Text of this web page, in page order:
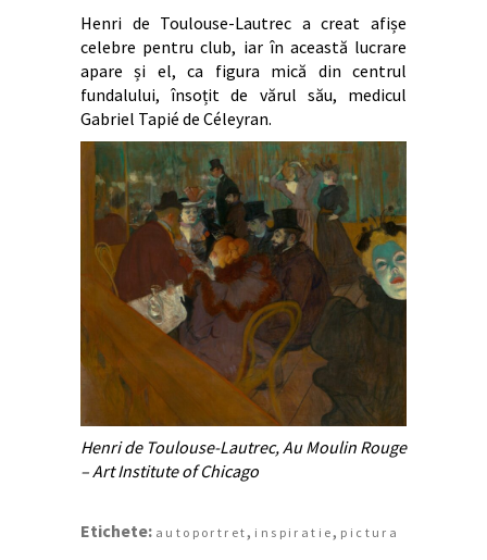
Henri de Toulouse-Lautrec a creat afișe
celebre pentru club, iar în această lucrare
apare și el, ca figura mică din centrul
fundalului, însoțit de vărul său, medicul
Gabriel Tapié de Céleyran.
Henri de Toulouse-Lautrec, Au Moulin Rouge
– Art Institute of Chicago
Etichete: autoportret , inspiratie , pictura